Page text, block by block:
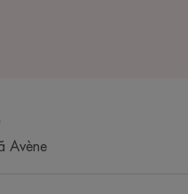
Avène